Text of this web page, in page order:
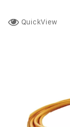
QuickView